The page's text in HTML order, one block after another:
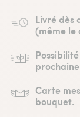
Livré dès
(même le
Carte
bouquet.